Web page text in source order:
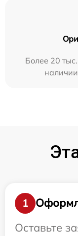
Более 20
1
Оставьте